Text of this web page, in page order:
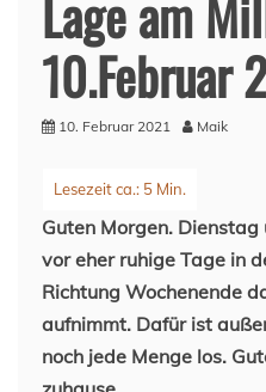
Lage am
10.Februar
10. Februar 2021 Maik
Guten Morgen.
vor eher ruhige Tage in
Richtung Wochenende
aufnimmt. Dafür ist
noch jede Menge los.